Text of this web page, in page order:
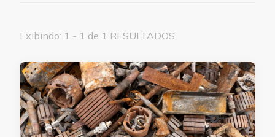
Exibindo: 1 - 1 de 1 RESULTADOS